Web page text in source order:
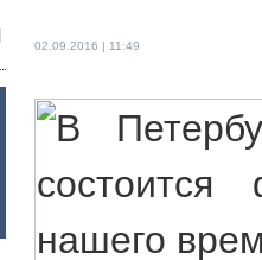
02.09.2016 | 11:49